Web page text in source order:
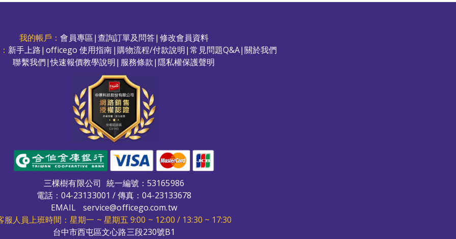
我的帳戶：會員專區|查詢訂單及問答| 修改會員資料
新手上路| officego 使用指南|購物流程/付款說明|常見問題Q&A|關於我們
聯繫我們|快速報價教學說明| 服務條款|隱私權保護聲明
三棵樹有限公司 統一編號：53165986
電話： 04-23133001 / 傳真：04-23133678
EMAIL
service@officego.com.tw
服人員上班時間：星期一 ~ 星期五 9:00 ~ 12:00 / 13:30 ~ 17:30
台中市西屯區文心路三段230號B1